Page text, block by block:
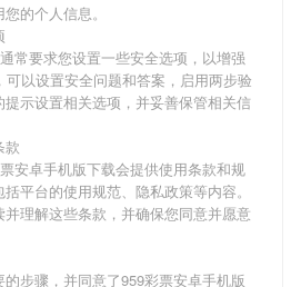
的个人信息。
通常要求您设置一些安全选项，以增强
以设置安全问题和答案，启用两步验
示设置相关选项，并妥善保管相关信
款
安卓手机版下载会提供使用条款和规
平台的使用规范、隐私政策等内容。
理解这些条款，并确保您同意并愿意
步骤，并同意了959彩票安卓手机版